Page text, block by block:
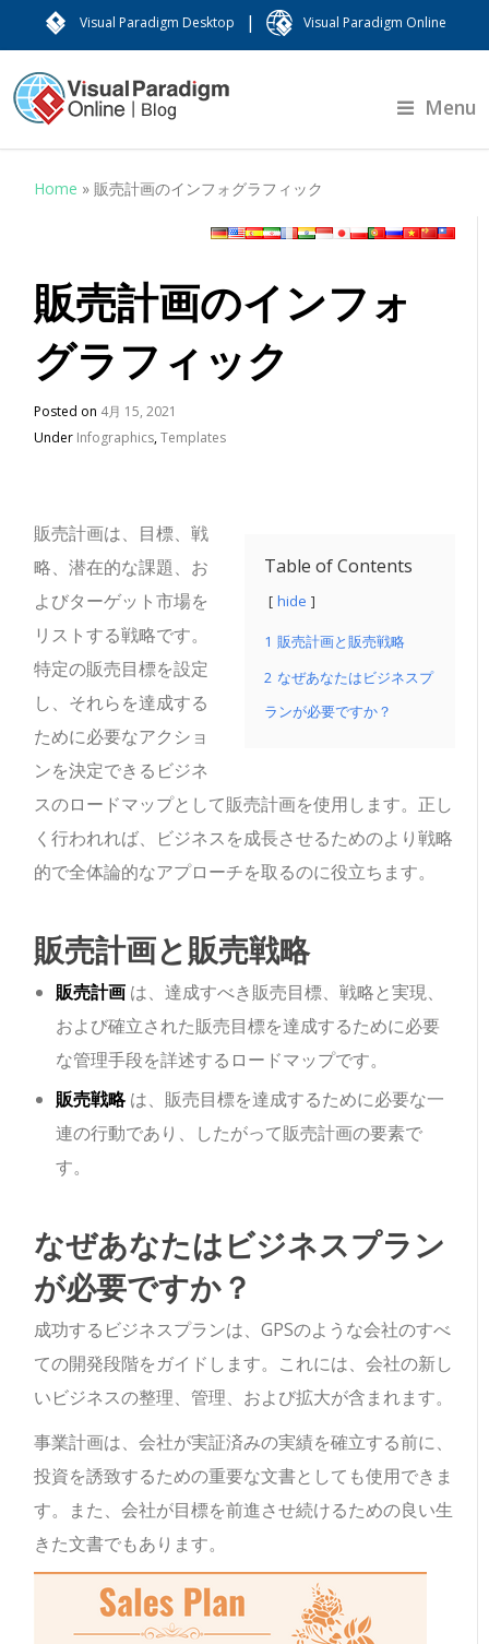
Visual Paradigm Desktop | Visual Paradigm Online
Menu
Home »販売計画のインフォグラフィック
販売計画のインフォ
グラフィック
Posted on 4月 15, 2021
Under Infographics,Templates
Table of Contents
hide
1 販売計画と販売戦略
2 なぜあなたはビジネスプ
ランが必要ですか？
販売計画は、目標、戦
略、潜在的な課題、お
よびターゲット市場を
リストする戦略です。
特定の販売目標を設定
し、それらを達成する
ために必要なアクショ
ンを決定できるビジネ
スのロードマップとして販売計画を使用します。正し
く行われれば、ビジネスを成長させるためのより戦略
的で全体論的なアプローチを取るのに役立ちます。
販売計画と販売戦略
販売計画 は、達成すべき販売目標、戦略と実現、
および確立された販売目標を達成するために必要
な管理手段を詳述するロードマップです。
販売戦略は、販売目標を達成するために必要な一
連の行動であり、したがって販売計画の要素で
す。
なぜあなたはビジネスプラン
が必要ですか？
成功するビジネスプランは、GPSのような会社のすべ
ての開発段階をガイドします。これには、会社の新し
いビジネスの整理、管理、および拡大が含まれます。
事業計画は、会社が実証済みの実績を確立する前に、
投資を誘致するための重要な文書としても使用できま
す。また、会社が目標を前進させ続けるための良い生
きた文書でもあります。